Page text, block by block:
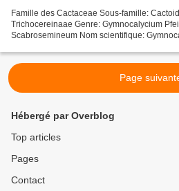
Famille des Cactaceae Sous-famille:
Trichocereinaae Genre: Gymnocalycium
Scabrosemineum Nom scientifique:
Page
Hébergé par Overblog
Top articles
Pages
Contact